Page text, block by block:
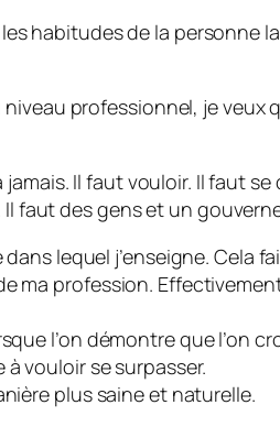
habitudes de la personne la
professionnel, je veux
Il faut vouloir. Il faut
faut des gens et un
lequel j’enseigne. Cela
ma profession.
l’on démontre que l’on
vouloir se surpasser.
plus saine et naturelle.